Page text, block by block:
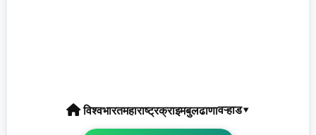
विश्वभारतमहाराष्ट्रक्राइमबुलढाणावऱ्हाड▾